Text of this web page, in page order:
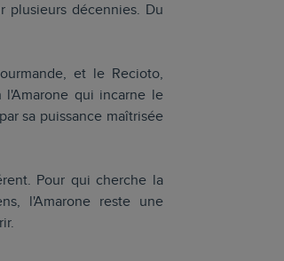
plusieurs décennies. Du
et le Recioto,
qui incarne le
sa puissance maîtrisée
Pour qui cherche la
l'Amarone reste une